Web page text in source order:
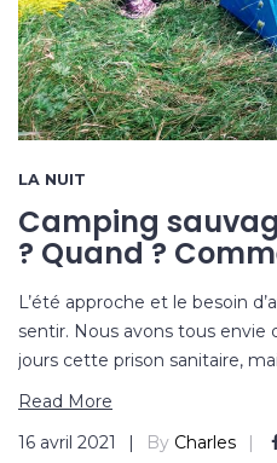
LA NUIT
Camping
? Quand ?
L’été approche et le besoin
sentir. Nous avons tous envie
jours cette prison sanitaire,
Read More
16 avril 2021
By Charles